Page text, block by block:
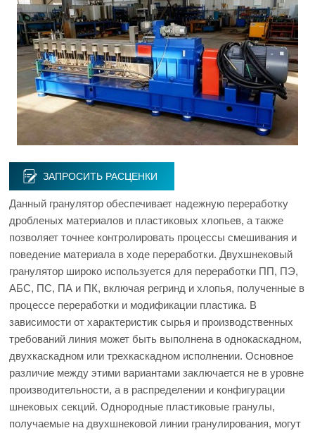
ЗАПРОСИТЬ РАСЦЕНКИ
Данный гранулятор обеспечивает надежную переработку
дробленых материалов и пластиковых хлопьев, а также
позволяет точнее контролировать процессы смешивания и
поведение материала в ходе переработки. Двухшнековый
гранулятор широко используется для переработки ПП, ПЭ,
АБС, ПС, ПА и ПК, включая регринд и хлопья, полученные в
процессе переработки и модификации пластика. В
зависимости от характеристик сырья и производственных
требований линия может быть выполнена в однокаскадном,
двухкаскадном или трехкаскадном исполнении. Основное
различие между этими вариантами заключается не в уровне
производительности, а в распределении и конфигурации
шнековых секций. Однородные пластиковые гранулы,
получаемые на двухшнековой линии гранулирования, могут